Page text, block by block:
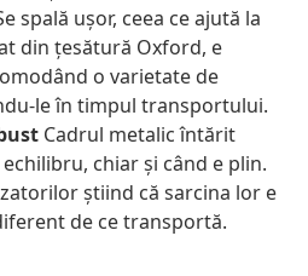
spală ușor, ceea ce ajută la
din țesătură Oxford, e
o varietate de
le în timpul transportului.
Cadrul metalic întărit
chiar și când e plin.
știind că sarcina lor e
de ce transportă.